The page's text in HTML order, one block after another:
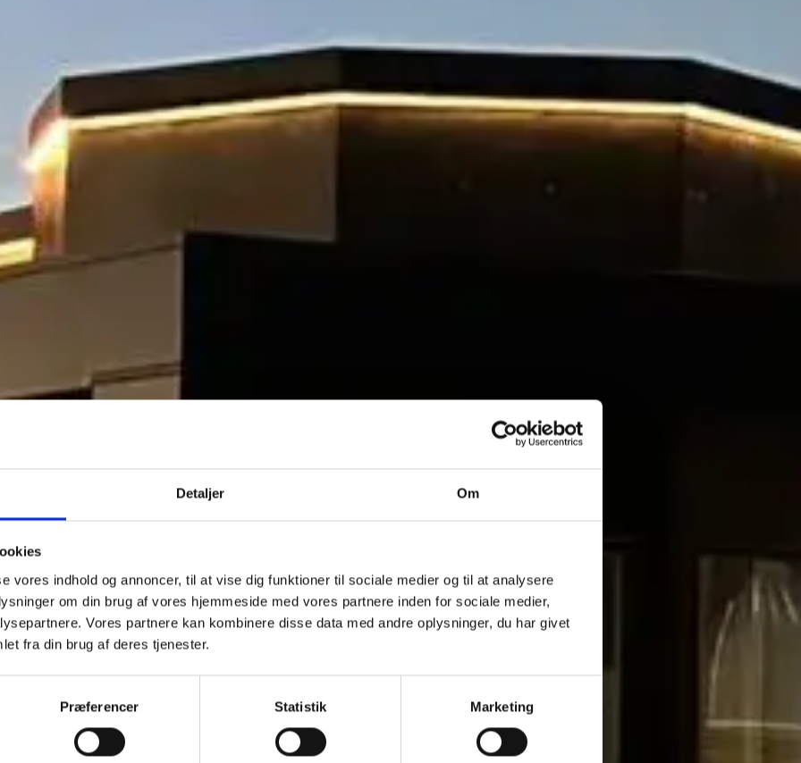
Detaljer Om
vores indhold og annoncer, til at vise dig funktioner til sociale medier og til at analysere
om din brug af vores hjemmeside med vores partnere inden for sociale medier,
Vores partnere kan kombinere disse data med andre oplysninger, du har givet
fra din brug af deres tjenester.
Præferencer Statistik Marketing